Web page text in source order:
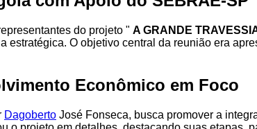
do projeto " A GRANDE
estratégica. O objetivo central da reunião era
Econômico em Foco
Dagoberto José Fonseca, busca promover a